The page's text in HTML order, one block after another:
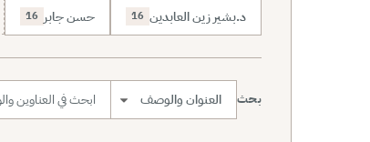
د.بشير زين العابدين 16 حسن جابر 16
بحث نطاق البحث